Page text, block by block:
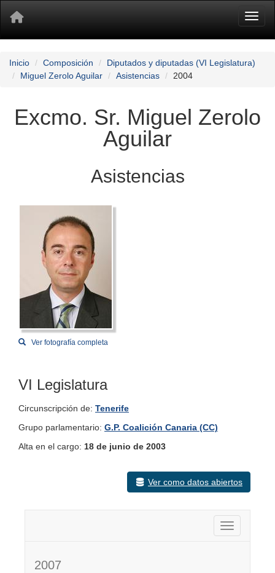
Inicio Composición
Diputados y diputadas (VI Legislatura)
Miguel Zerolo Aguilar
Asistencias 2004
Excmo. Sr. Miguel Zerolo
Aguilar
Asistencias
Ver fotografía completa
VI Legislatura
Circunscripción de: Tenerife
Grupo parlamentario: G.P. Coalición Canaria (CC)
Alta en el cargo: 18 de junio de 2003
Ver como datos abiertos
Activar
2007